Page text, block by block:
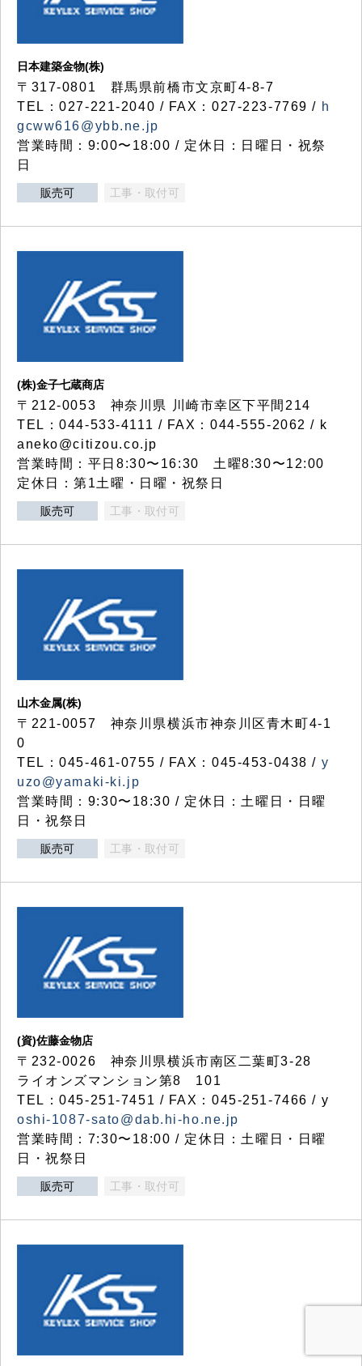
日本建築金物(株)
〒317‐0801 群馬県前橋市文京町4-8-7
TEL：027-221-2040 / FAX：027-223-7769 / h
gcww616@ybb.ne.jp
営業時間：9:00〜18:00 / 定休日：日曜日・祝祭
日
販売可 工事・取付可
(株)金子七蔵商店
〒212-0053 神奈川県 川崎市幸区下平間214
TEL：044-533-4111 / FAX：044-555-2062 / k
aneko@citizou.co.jp
営業時間：平日8:30〜16:30 土曜8:30〜12:00
定休日：第1土曜・日曜・祝祭日
販売可 工事・取付可
山木金属(株)
〒221-0057 神奈川県横浜市神奈川区青木町4-1
0
TEL：045-461-0755 / FAX：045-453-0438 / y
uzo@yamaki-ki.jp
営業時間：9:30〜18:30 / 定休日：土曜日・日曜
日・祝祭日
販売可 工事・取付可
(資)佐藤金物店
〒232-0026 神奈川県横浜市南区二葉町3-28
ライオンズマンション第8 101
TEL：045-251-7451 / FAX：045-251-7466 / y
oshi-1087-sato@dab.hi-ho.ne.jp
営業時間：7:30〜18:00 / 定休日：土曜日・日曜
日・祝祭日
販売可 工事・取付可